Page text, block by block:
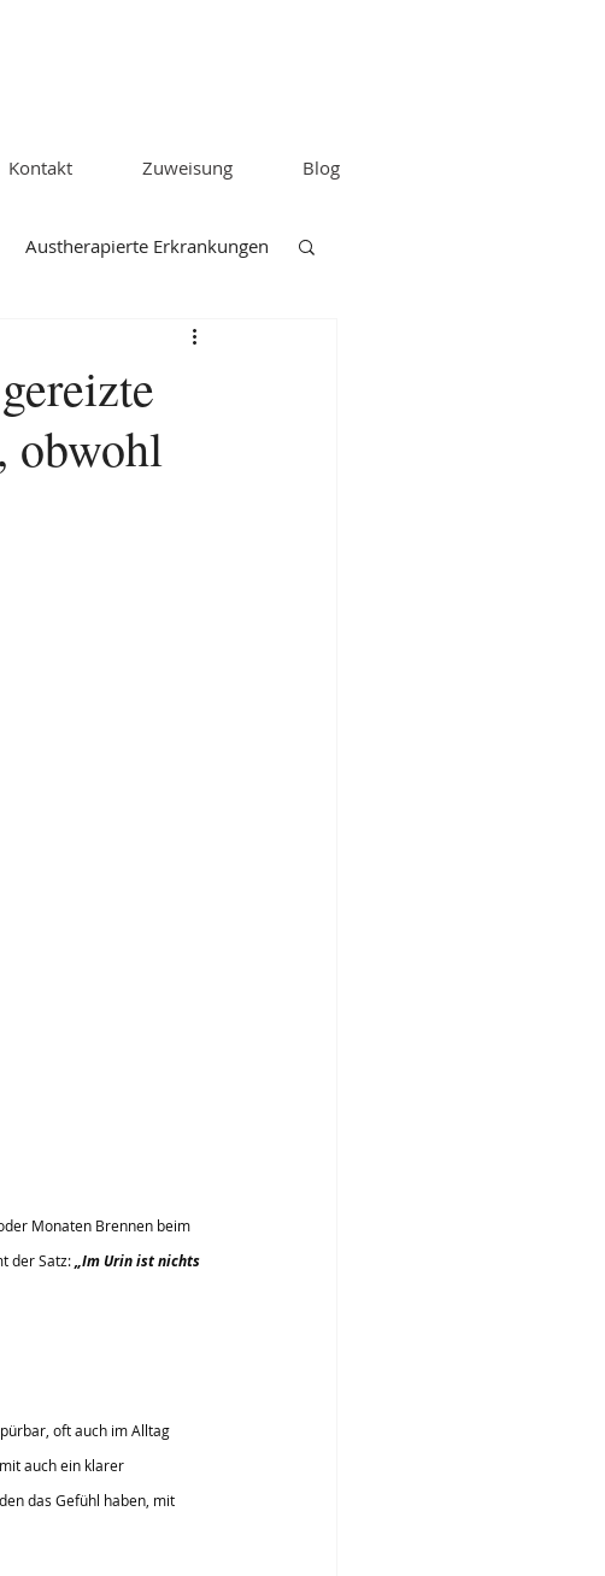
Kontakt Zuweisung Blog
Austherapierte Erkrankungen
obwohl
Monaten Brennen beim
der Satz: „Im Urin ist nichts
oft auch im Alltag
auch ein klarer
das Gefühl haben, mit